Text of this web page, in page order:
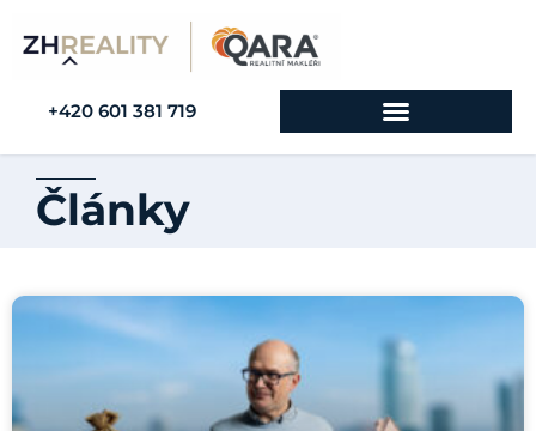
+420 601 381 719
Články